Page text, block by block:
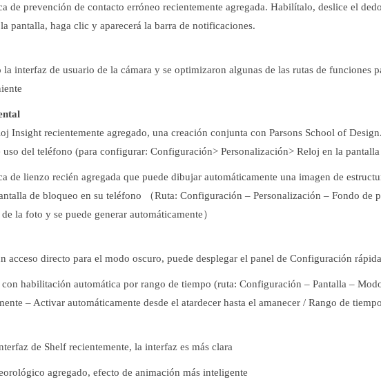
de prevención de contacto erróneo recientemente agregada. Habilítalo, deslice el
pantalla, haga clic y aparecerá la barra de notificaciones.
la interfaz de usuario de la cámara y se optimizaron algunas de las rutas de funciones
Insight recientemente agregado, una creación conjunta con Parsons School of
uso del teléfono (para configurar: Configuración> Personalización> Reloj en la
de lienzo recién agregada que puede dibujar automáticamente una imagen de
de bloqueo en su teléfono （Ruta: Configuración – Personalización – Fondo de
la foto y se puede generar automáticamente）
acceso directo para el modo oscuro, puede desplegar el panel de Configuración
habilitación automática por rango de tiempo (ruta: Configuración – Pantalla –
– Activar automáticamente desde el atardecer hasta el amanecer / Rango de
de Shelf recientemente, la interfaz es más clara
agregado, efecto de animación más inteligente